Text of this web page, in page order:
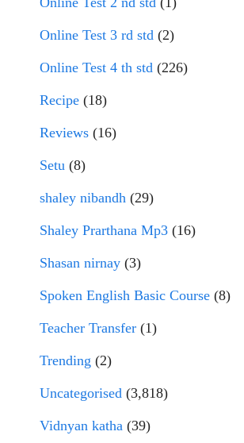
Online Test 3 rd std (2)
Online Test 4 th std (226)
Recipe (18)
Reviews (16)
Setu (8)
shaley nibandh (29)
Shaley Prarthana Mp3 (16)
Shasan nirnay (3)
Spoken English Basic Course (8)
Teacher Transfer (1)
Trending (2)
Uncategorised (3,818)
Vidnyan katha (39)